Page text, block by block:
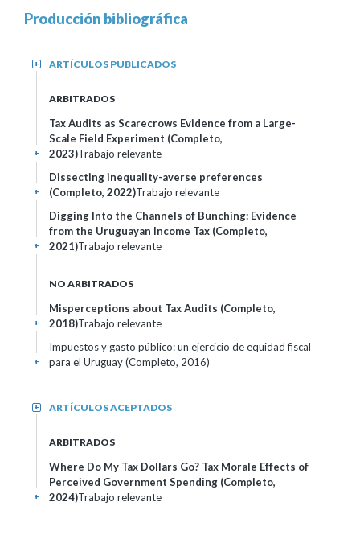
Producción bibliográfica
ARTÍCULOS PUBLICADOS
+
ARBITRADOS
Tax Audits as Scarecrows Evidence from a Large-
Scale Field Experiment (Completo,
2023)Trabajo relevante
+
Dissecting inequality-averse preferences
(Completo, 2022)Trabajo relevante
+
Digging Into the Channels of Bunching: Evidence
from the Uruguayan Income Tax (Completo,
2021)Trabajo relevante
+
NO ARBITRADOS
Misperceptions about Tax Audits (Completo,
2018)Trabajo relevante
+
Impuestos y gasto público: un ejercicio de equidad fiscal
para el Uruguay (Completo, 2016)
+
ARTÍCULOS ACEPTADOS
+
ARBITRADOS
Where Do My Tax Dollars Go? Tax Morale Effects of
Perceived Government Spending (Completo,
2024)Trabajo relevante
+